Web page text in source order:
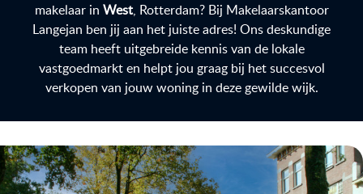
makelaar in West, Rotterdam? Bij Makelaarskantoor
Langejan ben jij aan het juiste adres! Ons deskundige
team heeft uitgebreide kennis van de lokale
vastgoedmarkt en helpt jou graag bij het succesvol
verkopen van jouw woning in deze gewilde wijk.